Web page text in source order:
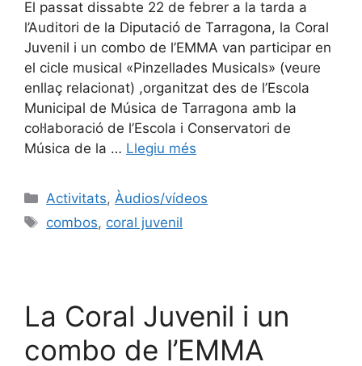
El passat dissabte 22 de febrer a la tarda a
l’Auditori de la Diputació de Tarragona, la Coral
Juvenil i un combo de l’EMMA van participar en
el cicle musical «Pinzellades Musicals» (veure
enllaç relacionat) ,organitzat des de l’Escola
Municipal de Música de Tarragona amb la
col·laboració de l’Escola i Conservatori de
Música de la … Llegiu més
Activitats,Àudios/vídeos
combos, coral juvenil
La Coral Juvenil i un
combo de l’EMMA